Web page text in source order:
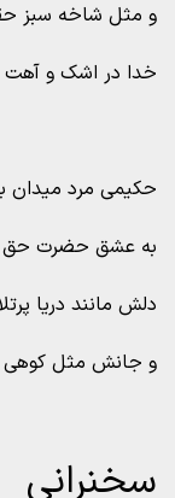
و مثل شاخه سبز
خدا در اشک و آهت
حکیمی مرد میدان
به عشق حضرت حق
دلش مانند دریا
و جانش مثل کوهی